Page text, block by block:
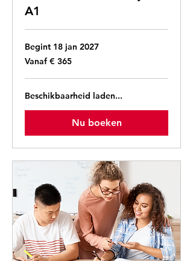
A1
Begint 18 jan 2027
Vanaf
365
Vanaf € 365
Beschikbaarheid laden...
Nu boeken